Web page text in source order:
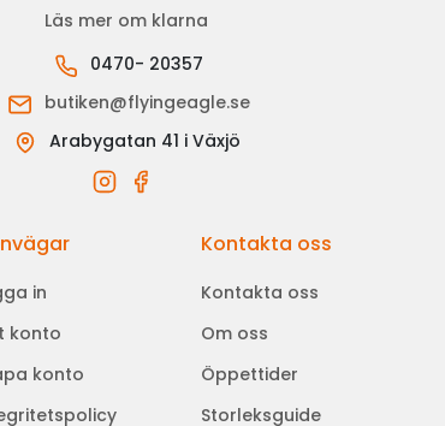
Läs mer om klarna
0470- 20357
butiken@flyingeagle.se
Arabygatan 41 i Växjö
in
konto
konto
Kontakta oss
Kontakta oss
Om oss
Öppettider
Storleksguide